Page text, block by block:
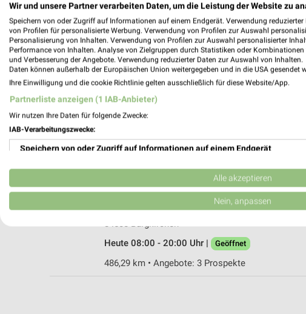
Ernsting's family Altötting
84503 Altötting
Heute 09:00 - 20:00 Uhr | Geöffnet
Martin-Ofner-Str. 8
84508 Burgkirchen
Heute 08:00 - 20:00 Uhr |
Geöffnet
486,29 km • Angebote: 3 Prospekte
Wir und unsere Partner verarbeiten Daten, um die Leistung der Website zu
Speichern von oder Zugriff auf Informationen auf einem Endgerät. Verwendung
von Profilen für personalisierte Werbung. Verwendung von Profilen zur Auswahl
Personalisierung von Inhalten. Verwendung von Profilen zur Auswahl personalisierter
Performance von Inhalten. Analyse von Zielgruppen durch Statistiken oder
und Verbesserung der Angebote. Verwendung reduzierter Daten zur Auswahl von Inhalten.
Daten können außerhalb der Europäischen Union weitergegeben und in die USA gesendet
Ihre Einwilligung und die cookie Richtlinie gelten ausschließlich für diese Website/App.
Partnerliste anzeigen (1 IAB-Anbieter)
Wir nutzen Ihre Daten für folgende Zwecke:
IAB-Verarbeitungszwecke:
Speichern von oder Zugriff auf Informationen auf einem Endgerät
Verwendung reduzierter Daten zur Auswahl von Werbeanzeigen
Erstellung von Profilen für personalisierte Werbung
Erstellung von Profilen zur Personalisierung von Inhalten
Alle akzeptieren
Nein, anpassen